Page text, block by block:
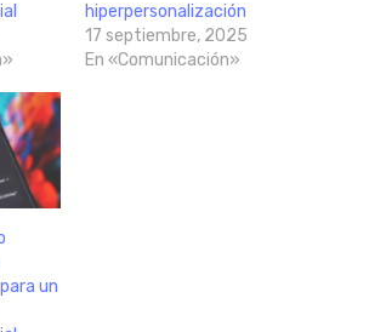
hiperpersonalización
17 septiembre, 2025
En «Comunicación»
un